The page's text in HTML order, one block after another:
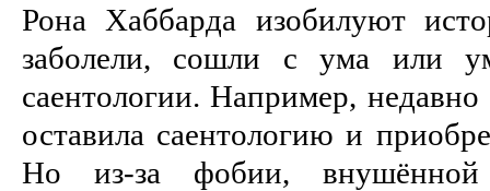
Рона Хаббарда изобилуют
заболели, сошли с ума или
саентологии. Например,
оставила саентологию и
Но из-за фобии, внушённой